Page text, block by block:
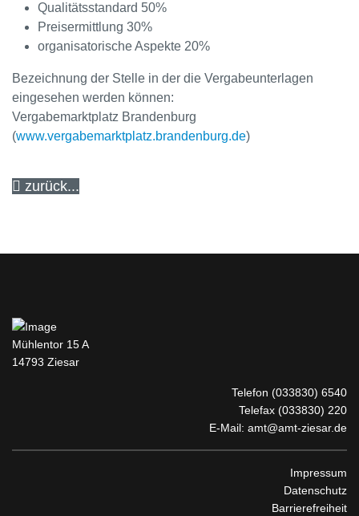
Qualitätsstandard 50%
Preisermittlung 30%
organisatorische Aspekte 20%
Bezeichnung der Stelle in der die Vergabeunterlagen
eingesehen werden können:
Vergabemarktplatz Brandenburg
(www.vergabemarktplatz.brandenburg.de)
zurück...
Mühlentor 15 A
14793 Ziesar
Telefon (033830) 6540
Telefax (033830) 220
E-Mail: amt@amt-ziesar.de
Impressum
Datenschutz
Barrierefreiheit